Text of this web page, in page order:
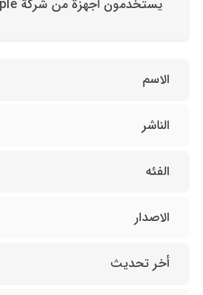
يستخدمون أجهزة من شركة Apple
الاسم
الناشر
الفئه
الاصدار
أخر تحديث